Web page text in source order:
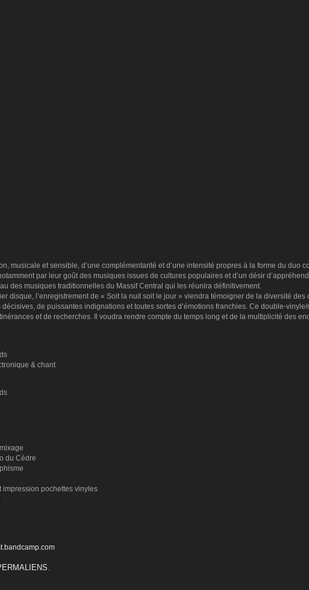
musicale et sensible, d’une complémentarité et d’une intensité propres à la forme du duo
par leur goût des musiques issues de cultures populaires et d’un désir
des musiques traditionnelles du Massif Central qui les réunira définitivement.
disque, l’enregistrement de « Soit la nuit soit le jour » viendra témoigner de la diversité
de puissantes indignations et toutes sortes d’émotions franchies. Ce double-vinyle/
et de recherches. Il voudra rendre compte du temps long et de la multiplicité des
& chant
du Cèdre
impression pochettes vinyles
.